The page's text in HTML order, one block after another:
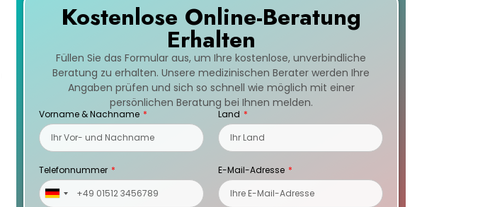
Kostenlose Online-Beratung
Erhalten
Füllen Sie das Formular aus, um Ihre kostenlose, unverbindliche
Beratung zu erhalten. Unsere medizinischen Berater werden Ihre
Angaben prüfen und sich so schnell wie möglich mit einer
persönlichen Beratung bei Ihnen melden.
Vorname & Nachname Land
Telefonnummer
Germany
E-Mail-Adresse